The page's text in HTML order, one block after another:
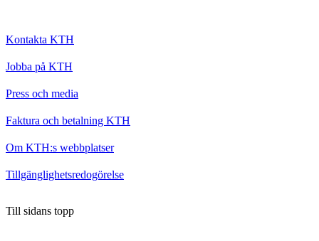
Kontakta KTH
Jobba på KTH
Press och media
Faktura och betalning KTH
Om KTH:s webbplatser
Tillgänglighetsredogörelse
Till sidans topp